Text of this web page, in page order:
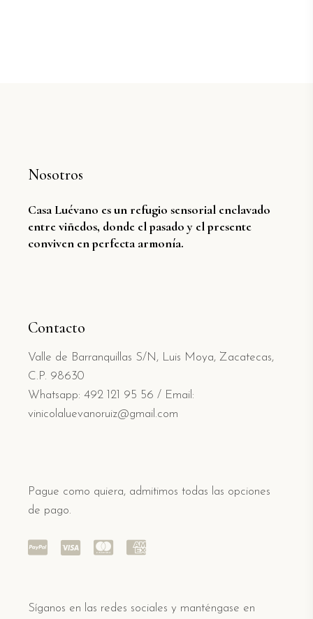
Nosotros
Casa Luévano es un refugio sensorial enclavado
entre viñedos, donde el pasado y el presente
conviven en perfecta armonía.
Contacto
Valle de Barranquillas S/N, Luis Moya, Zacatecas,
C.P. 98630
Whatsapp: 492 121 95 56 / Email:
vinicolaluevanoruiz@gmail.com
Pague como quiera, admitimos todas las opciones
de pago.
Síganos en las redes sociales y manténgase en